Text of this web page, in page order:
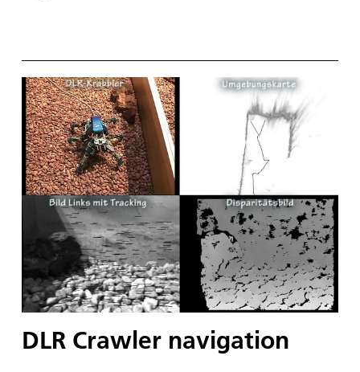
DLR Crawler navigation